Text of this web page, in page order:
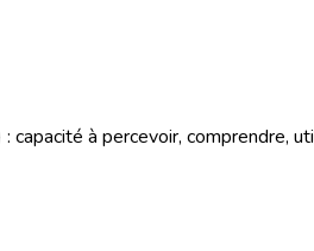
à percevoir, comprendre,